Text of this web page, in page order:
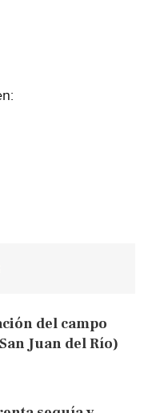
del campo
Juan del Río)